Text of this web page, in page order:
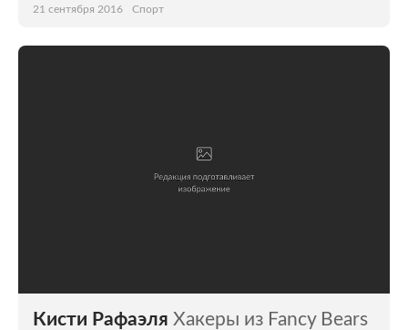
21 сентября 2016 Спорт
Кисти Рафаэля Хакеры из Fancy Bears